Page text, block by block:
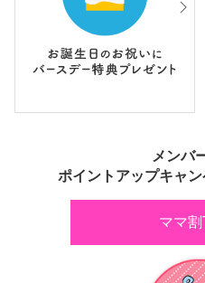
メンバ
ポイントアップキャ
ママ